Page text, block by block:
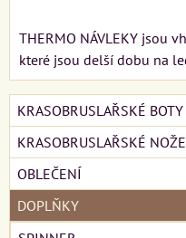
THERMO NÁVLEKY jsou
které jsou delší dobu na
KRASOBRUSLAŘSKÉ BOTY
KRASOBRUSLAŘSKÉ NOŽE
OBLEČENÍ
DOPLŇKY